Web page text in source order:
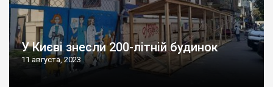
У Києві знесли 200-літній будинок
11 августа, 2023